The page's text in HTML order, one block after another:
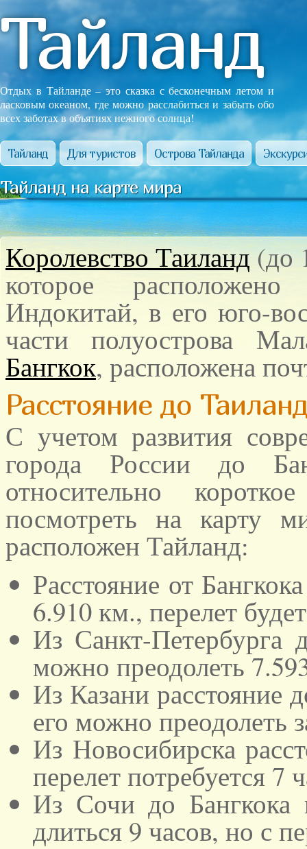
Тайланд
Отдых в Тайланде – это сказка с бесконечным летом и
ласковым океаном, где можно расслабиться и забыть обо
всех заботах в объятиях нежного солнца!
Тайланд Для туристов Острова Тайланда
Тайланд на карте мира
Королевство Таиланд(до
которое
Индокитай, в его юго-
части полуострова
Бангкок, расположена
Расстояние до
С учетом развития
города России до
относительно
посмотреть на карту
расположен Тайланд:
Расстояние от
6.910 км., перелет
Из Санкт-Петербурга
можно преодолеть
Из Казани расстояние
его можно преодолеть
Из Новосибирска
перелет потребуется 7
Из Сочи до Бангкока
длиться 9 часов, но с